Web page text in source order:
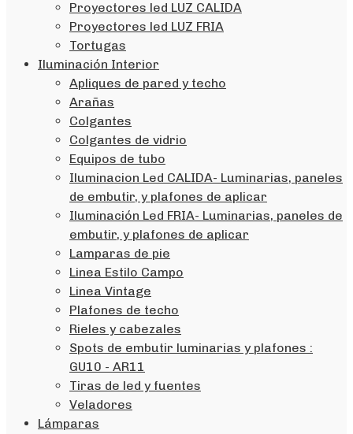
Proyectores led LUZ CALIDA
Proyectores led LUZ FRIA
Tortugas
Iluminación Interior
Apliques de pared y techo
Arañas
Colgantes
Colgantes de vidrio
Equipos de tubo
Iluminacion Led CALIDA- Luminarias, paneles
de embutir, y plafones de aplicar
Iluminación Led FRIA- Luminarias, paneles de
embutir, y plafones de aplicar
Lamparas de pie
Linea Estilo Campo
Linea Vintage
Plafones de techo
Rieles y cabezales
Spots de embutir luminarias y plafones :
GU10 - AR11
Tiras de led y fuentes
Veladores
Lámparas